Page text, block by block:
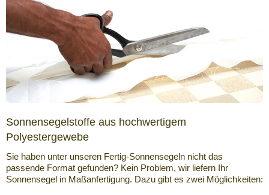
Sonnensegelstoffe aus hochwertigem
Polyestergewebe
Sie haben unter unseren Fertig-Sonnensegeln nicht das
passende Format gefunden? Kein Problem, wir liefern Ihr
Sonnensegel in Maßanfertigung. Dazu gibt es zwei Möglichkeiten: